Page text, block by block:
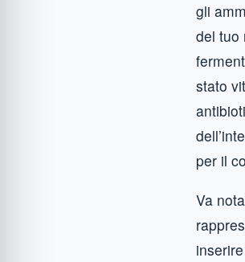
gli
del tuo
stato
per il
Va